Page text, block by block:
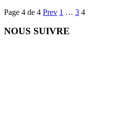
Page 4 de 4 Prev 1 … 3 4
NOUS SUIVRE